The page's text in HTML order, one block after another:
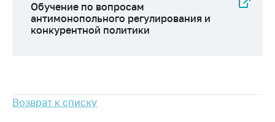
Обучение по вопросам
антимонопольного регулирования и
конкурентной политики
Возврат к списку